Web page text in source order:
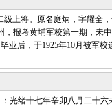
上将。原名庭炳，字耀全
报考黄埔军校第一期，未
业后，于1925年10月被军
绪十七年辛卯八月二十